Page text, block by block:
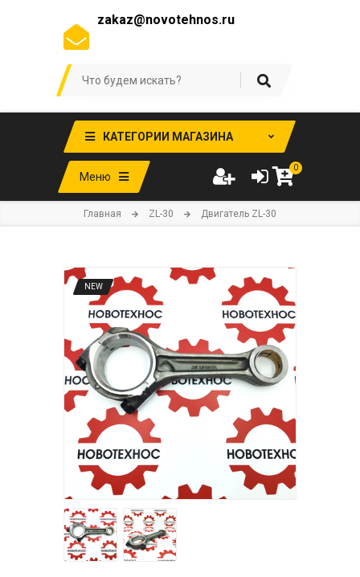
zakaz@novotehnos.ru
КАТЕГОРИИ МАГАЗИНА
Меню
0
Главная ZL-30 Двигатель ZL-30
NEW